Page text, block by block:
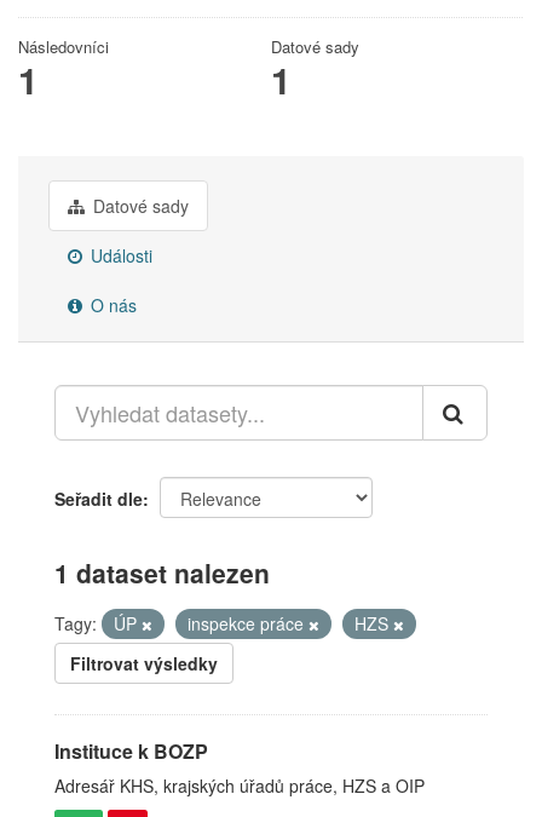
Následovníci
1
Datové sady
1
Datové sady
Události
O nás
Seřadit dle
1 dataset nalezen
Tagy: ÚP inspekce práce
HZS
Filtrovat výsledky
Instituce k BOZP
Adresář KHS, krajských úřadů práce, HZS a OIP